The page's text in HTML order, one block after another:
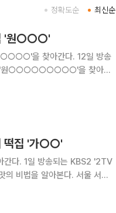
최신순
정확도순
'원○○○'
찾아간다. 12일 방송
해 '원○○○○○○○○○'을 찾아가
떡집 '가○○'
'2TV
알아본다. 서울 서대